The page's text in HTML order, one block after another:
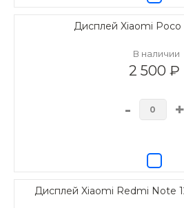
Дисплей Xiaomi Poco
В наличии
2 500 ₽
- +
Дисплей Xiaomi Redmi Note